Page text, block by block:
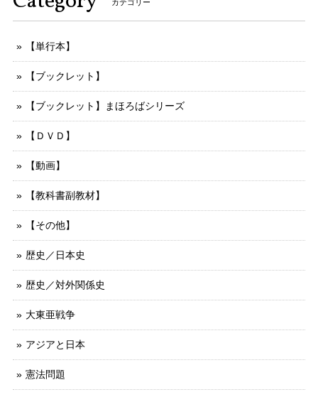
カテゴリー
【単行本】
【ブックレット】
【ブックレット】まほろばシリーズ
【ＤＶＤ】
【動画】
【教科書副教材】
【その他】
歴史／日本史
歴史／対外関係史
大東亜戦争
アジアと日本
憲法問題